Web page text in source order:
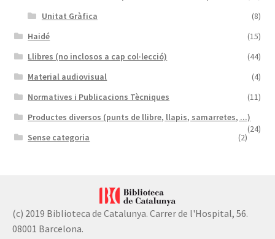
Unitat Gràfica
(8)
Haidé
(15)
Llibres (no inclosos a cap col·lecció)
(44)
Material audiovisual
(4)
Normatives i Publicacions Tècniques
(11)
Productes diversos (punts de llibre, llapis, samarretes, ...)
(24)
Sense categoria (2)
(c) 2019 Biblioteca de Catalunya. Carrer de l'Hospital, 56.
08001 Barcelona.